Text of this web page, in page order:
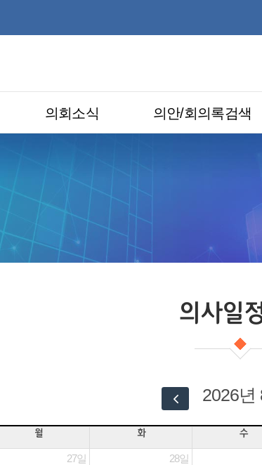
의회소식 의안/회의록검색
의사일
2026년
월 화 수
27일 28일